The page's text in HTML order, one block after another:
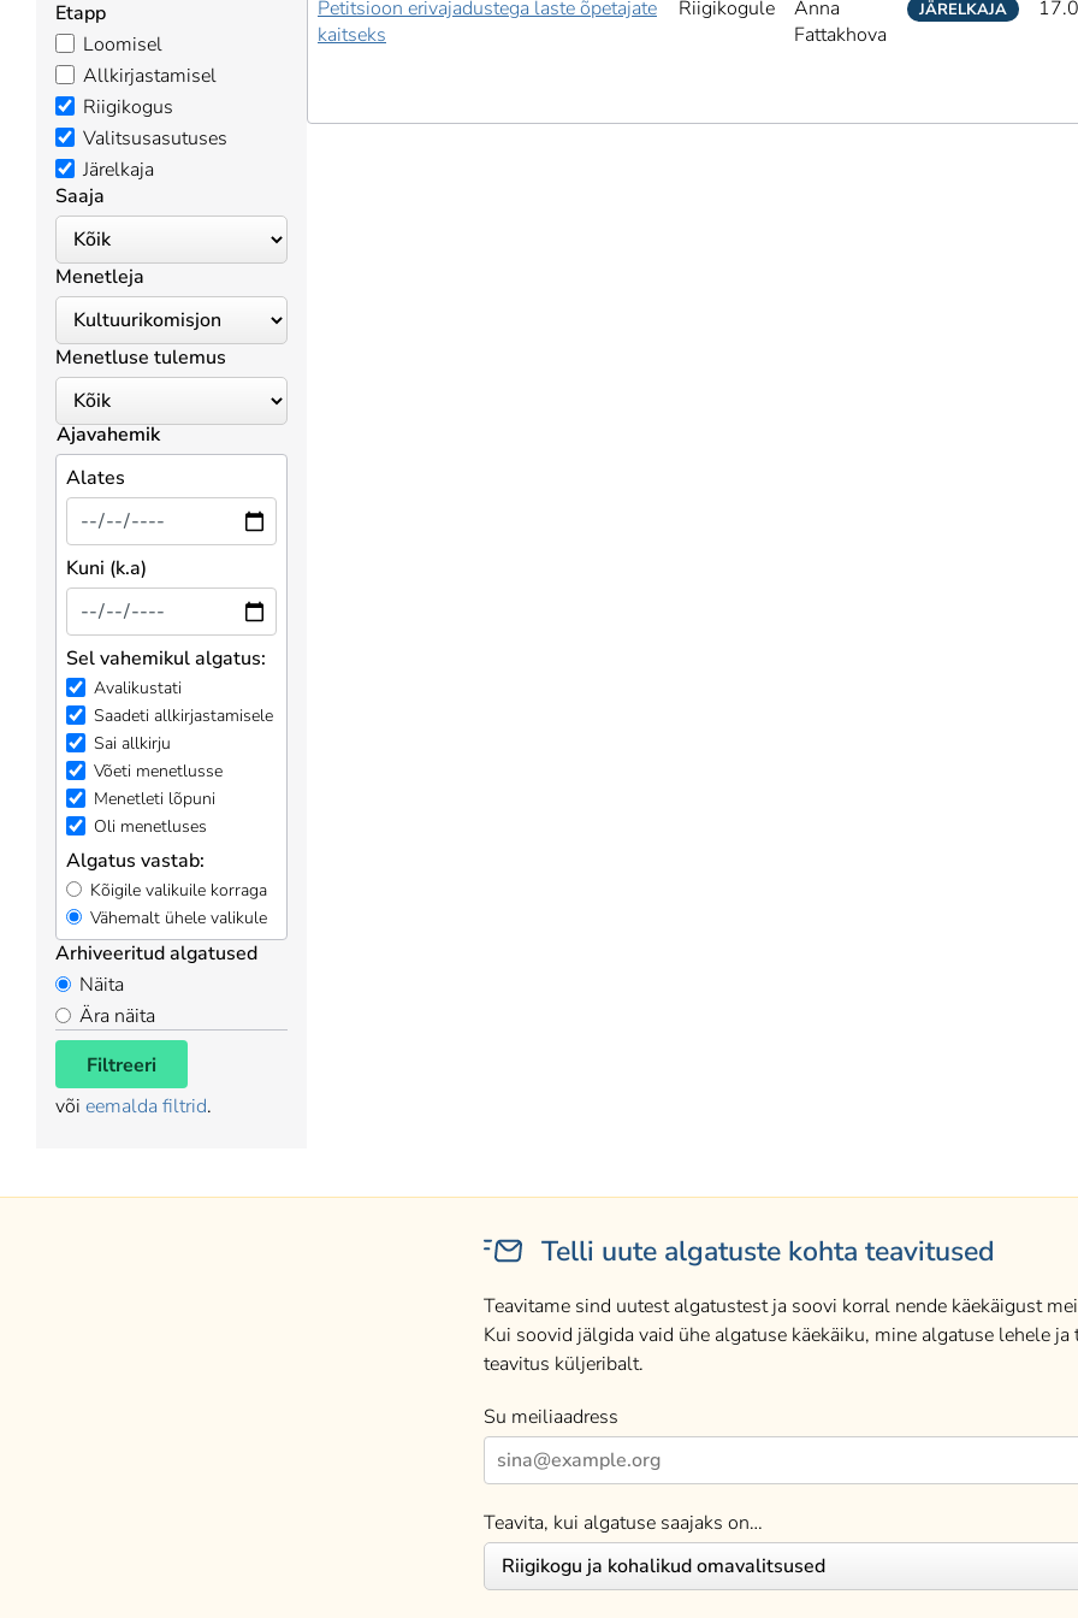
Etapp
Loomisel
Allkirjastamisel
Riigikogus
Valitsusasutuses
Järelkaja
Saaja
Menetleja
Menetluse tulemus
Ajavahemik
Alates
Kuni (k.a)
Sel vahemikul algatus:
Avalikustati
Saadeti allkirjastamisele
Sai allkirju
Võeti menetlusse
Menetleti lõpuni
Oli menetluses
Algatus vastab:
Kõigile valikuile korraga
Vähemalt ühele valikule
Arhiveeritud algatused
Näita
Ära näita
Filtreeri
või eemalda filtrid.
Petitsioon erivajadustega laste õpetajate
kaitseks
Riigikogule
Anna
Fattakhova
JÄRELKAJA
Telli uute algatuste kohta teavitused
Teavitame sind uutest algatustest ja soovi korral nende käekäigust
Kui soovid jälgida vaid ühe algatuse käekäiku, mine algatuse lehele ja
teavitus küljeribalt.
Su meiliaadress
Teavita, kui algatuse saajaks on…